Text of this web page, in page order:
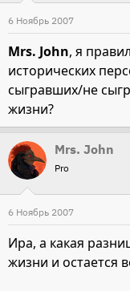
6 Ноябрь 2007
Mrs. John, я
исторических
сыгравших/не
жизни?
Mrs. John
Pro
6 Ноябрь 2007
Ира, а какая
жизни и остается